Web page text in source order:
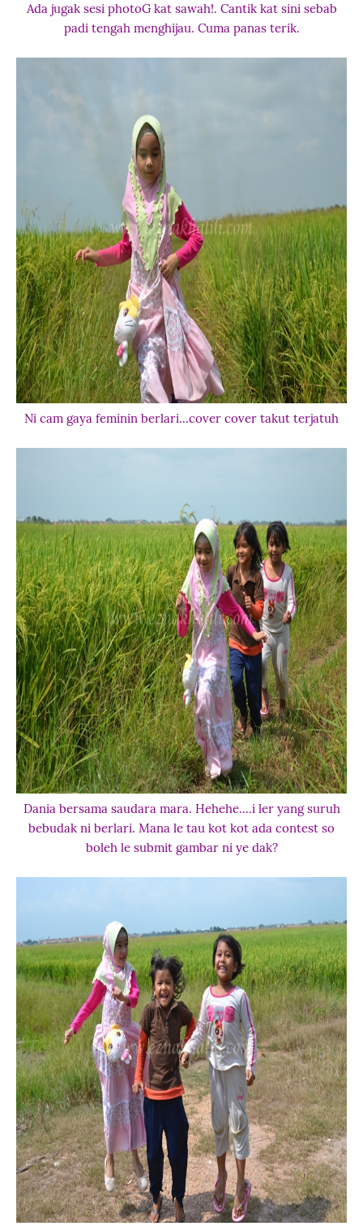
Ada jugak sesi photoG kat sawah!. Cantik kat sini sebab
padi tengah menghijau. Cuma panas terik.
Ni cam gaya feminin berlari...cover cover takut terjatuh
Dania bersama saudara mara. Hehehe....i ler yang suruh
bebudak ni berlari. Mana le tau kot kot ada contest so
boleh le submit gambar ni ye dak?